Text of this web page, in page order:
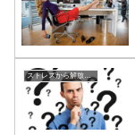
ストレスから解放させる方法